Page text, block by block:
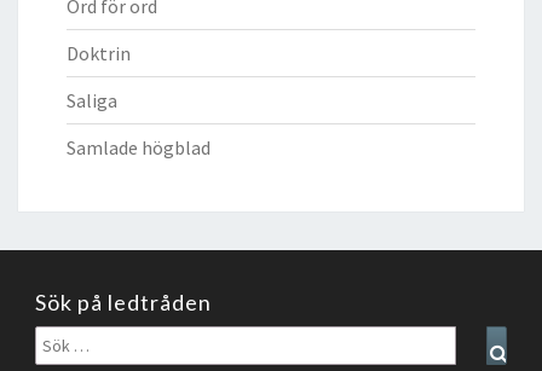
Ord för ord
Doktrin
Saliga
Samlade högblad
Sök på ledtråden
Sök
efter: